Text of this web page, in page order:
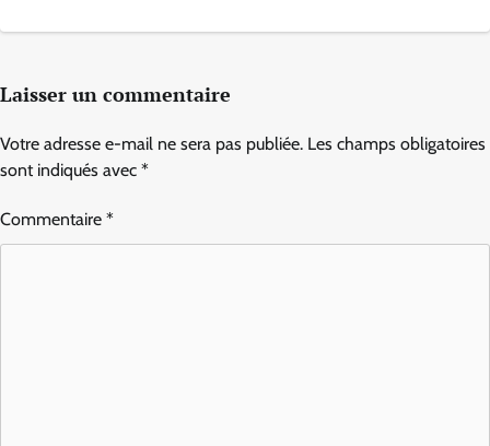
Laisser un commentaire
Votre adresse e-mail ne sera pas publiée. Les champs obligatoires
sont indiqués avec *
Commentaire *